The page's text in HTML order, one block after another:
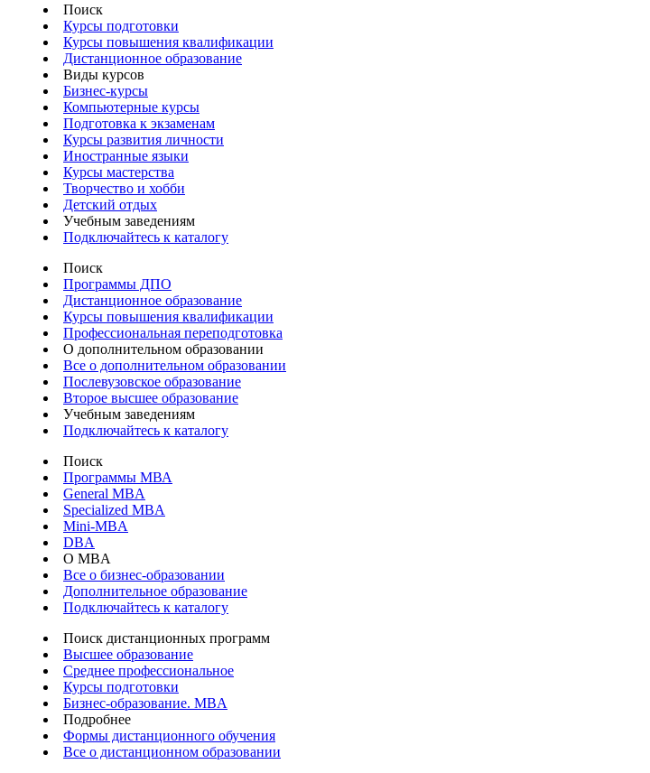
Поиск
Курсы подготовки
Курсы повышения квалификации
Дистанционное образование
Виды курсов
Бизнес-курсы
Компьютерные курсы
Подготовка к экзаменам
Курсы развития личности
Иностранные языки
Курсы мастерства
Творчество и хобби
Детский отдых
Учебным заведениям
Подключайтесь к каталогу
Поиск
Программы ДПО
Дистанционное образование
Курсы повышения квалификации
Профессиональная переподготовка
О дополнительном образовании
Все о дополнительном образовании
Послевузовское образование
Второе высшее образование
Учебным заведениям
Подключайтесь к каталогу
Поиск
Программы МВА
General MBA
Specialized MBA
Mini-MBA
DBA
О MBA
Все о бизнес-образовании
Дополнительное образование
Подключайтесь к каталогу
Поиск дистанционных программ
Высшее образование
Среднее профессиональное
Курсы подготовки
Бизнес-образование. MBA
Подробнее
Формы дистанционного обучения
Все о дистанционном образовании